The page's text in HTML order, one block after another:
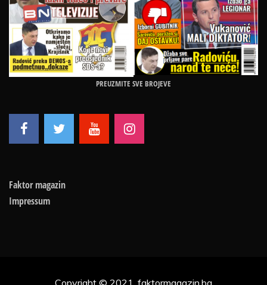
PREUZMITE SVE BROJEVE
Faktor magazin
Impressum
Copyright © 2021, faktormagazin.ba